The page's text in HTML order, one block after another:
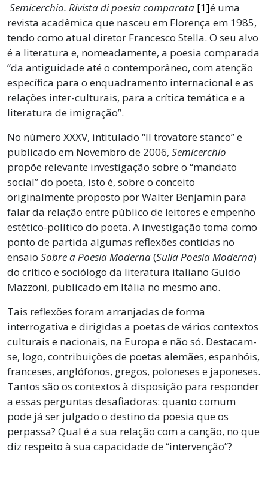
Semicerchio. Rivista di poesia comparata [1]é uma
revista acadêmica que nasceu em Florença em 1985,
tendo como atual diretor Francesco Stella. O seu alvo
é a literatura e, nomeadamente, a poesia comparada
“da antiguidade até o contemporâneo, com atenção
específica para o enquadramento internacional e as
relações inter-culturais, para a crítica temática e a
literatura de imigração”.
No número XXXV, intitulado “Il trovatore stanco” e
publicado em Novembro de 2006, Semicerchio
propõe relevante investigação sobre o “mandato
social” do poeta, isto é, sobre o conceito
originalmente proposto por Walter Benjamin para
falar da relação entre público de leitores e empenho
estético-político do poeta. A investigação toma como
ponto de partida algumas reflexões contidas no
ensaio Sobre a Poesia Moderna(Sulla Poesia Moderna)
do crítico e sociólogo da literatura italiano Guido
Mazzoni, publicado em Itália no mesmo ano.
Tais reflexões foram arranjadas de forma
interrogativa e dirigidas a poetas de vários contextos
culturais e nacionais, na Europa e não só. Destacam-
se, logo, contribuições de poetas alemães, espanhóis,
franceses, anglófonos, gregos, poloneses e japoneses.
Tantos são os contextos à disposição para responder
a essas perguntas desafiadoras: quanto comum
pode já ser julgado o destino da poesia que os
perpassa? Qual é a sua relação com a canção, no que
diz respeito à sua capacidade de “intervenção”?